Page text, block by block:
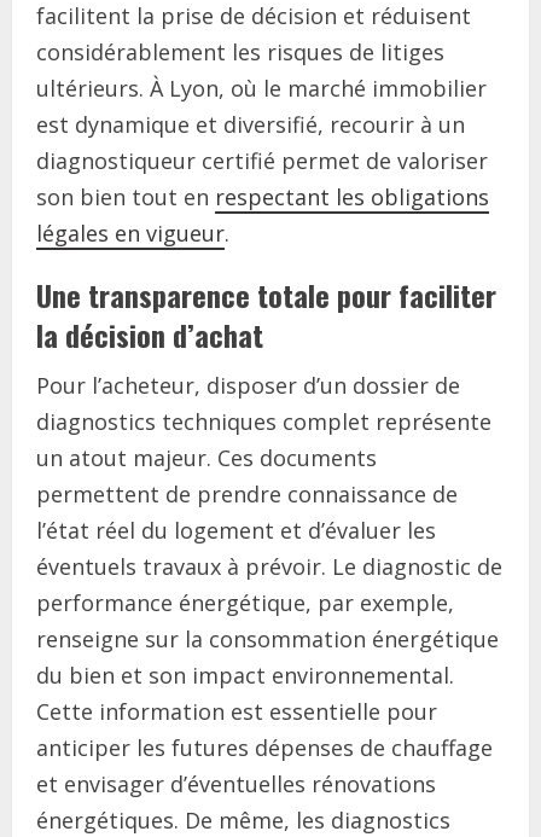
facilitent la prise de décision et réduisent
considérablement les risques de litiges
ultérieurs. À Lyon, où le marché immobilier
est dynamique et diversifié, recourir à un
diagnostiqueur certifié permet de valoriser
son bien tout en respectant les obligations
légales en vigueur.
Une transparence totale pour faciliter
la décision d’achat
Pour l’acheteur, disposer d’un dossier de
diagnostics techniques complet représente
un atout majeur. Ces documents
permettent de prendre connaissance de
l’état réel du logement et d’évaluer les
éventuels travaux à prévoir. Le diagnostic de
performance énergétique, par exemple,
renseigne sur la consommation énergétique
du bien et son impact environnemental.
Cette information est essentielle pour
anticiper les futures dépenses de chauffage
et envisager d’éventuelles rénovations
énergétiques. De même, les diagnostics